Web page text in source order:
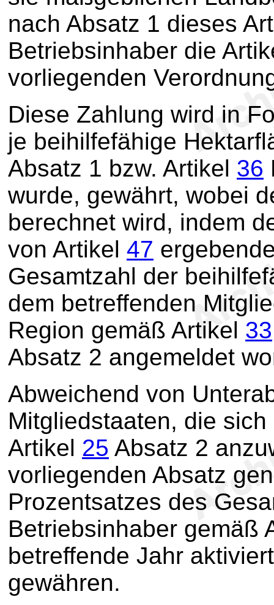
nach Absatz 1 dieses
Betriebsinhaber die
vorliegenden
Diese Zahlung wird in
je beihilfefähige
Absatz 1 bzw. Artikel 36
wurde, gewährt, wobei
berechnet wird, indem
von Artikel 47
Gesamtzahl der
dem betreffenden
Region gemäß Artikel 33
Absatz 2 angemeldet
Abweichend von
Mitgliedstaaten, die
Artikel 25 Absatz 2
vorliegenden Absatz
Prozentsatzes des
Betriebsinhaber gemäß
betreffende Jahr
gewähren.